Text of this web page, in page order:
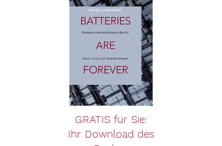
GRATIS für Sie:
Ihr Download des